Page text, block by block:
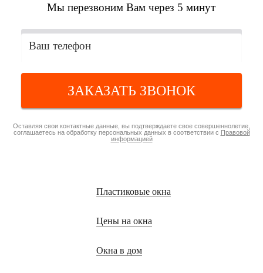
Мы перезвоним Вам через 5 минут
ЗАКАЗАТЬ ЗВОНОК
Оставляя свои контактные данные, вы подтверждаете свое совершеннолетие,
соглашаетесь на обработку персональных данных в соответствии с Правовой
информацией
Пластиковые окна
Цены на окна
Окна в дом